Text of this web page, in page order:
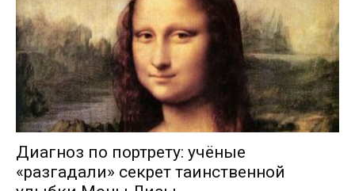
Диагноз по портрету: учёные
«разгадали» секрет таинственной